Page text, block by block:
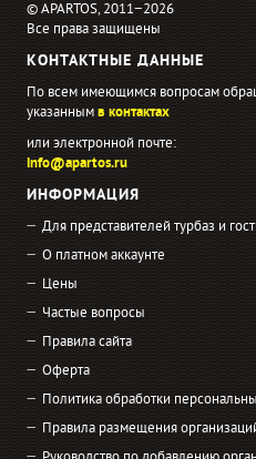
© APARTOS, 2011−2026
Все права защищены
КОНТАКТНЫЕ ДАННЫЕ
По всем имеющимся вопросам
указаннымв контактах
или электронной почте:
info@apartos.ru
ИНФОРМАЦИЯ
Для представителей турбаз и
О платном аккаунте
Цены
Частые вопросы
Правила сайта
Оферта
Политика обработки
Правила размещения